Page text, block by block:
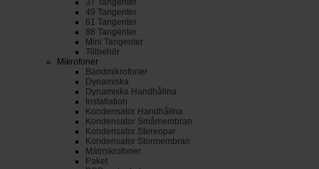
37 Tangenter
49 Tangenter
61 Tangenter
88 Tangenter
Mini Tangenter
Tillbehör
Mikrofoner
Bandmikrofoner
Dynamiska
Dynamiska Handhållna
Installation
Kondensator Handhållna
Kondensator Småmembran
Kondensator Stereopar
Kondensator Stormembran
Mätmikrofoner
Paket